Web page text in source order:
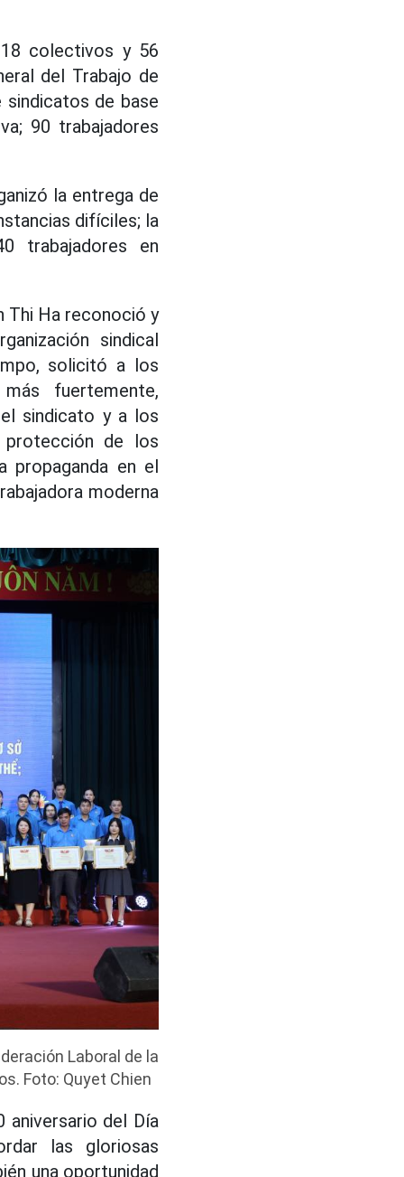
colectivos y 56
del Trabajo de
de base
90 trabajadores
la entrega de
difíciles; la
trabajadores en
Thi Ha reconoció y
sindical
solicitó a los
fuertemente,
sindicato y a los
de los
propaganda en el
moderna
Laboral de la
Foto: Quyet Chien
aniversario del Día
las gloriosas
una oportunidad